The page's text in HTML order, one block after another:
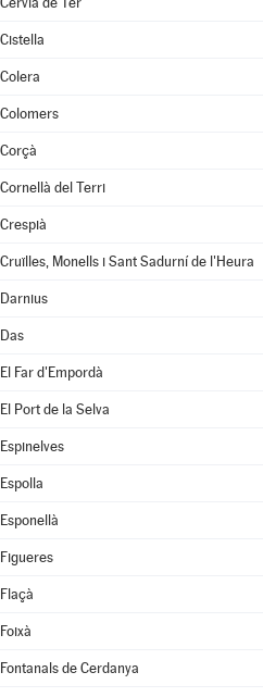
Cistella
Colera
Colomers
Corçà
Cornellà del Terri
Crespià
Cruïlles, Monells i Sant Sadurní de l'Heura
Darnius
Das
El Far d'Empordà
El Port de la Selva
Espinelves
Espolla
Esponellà
Figueres
Flaçà
Foixà
Fontanals de Cerdanya